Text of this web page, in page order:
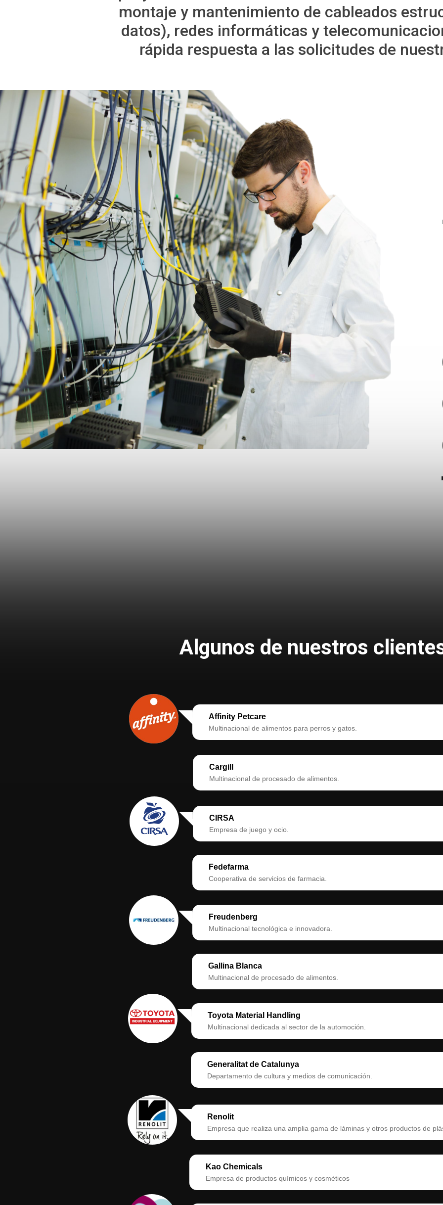
montaje y mantenimiento de cableados
datos), redes informáticas y
rápida respuesta a las solicitudes de
Algunos de nuestros
Affinity Petcare
Multinacional de alimentos para perros y gatos.
CIRSA
Empresa de juego y ocio.
Cargill
Multinacional de procesado de alimentos.
Fedefarma
Cooperativa de servicios de farmacia.
Freudenberg
Multinacional tecnológica e innovadora.
Gallina Blanca
Multinacional de procesado de alimentos.
Toyota Material Handling
Multinacional dedicada al sector de la automoción.
Generalitat de Catalunya
Departamento de cultura y medios de comunicación.
Kao Chemicals
Empresa de productos químicos y cosméticos
Renolit
Empresa que realiza una amplia gama de láminas y otros productos de